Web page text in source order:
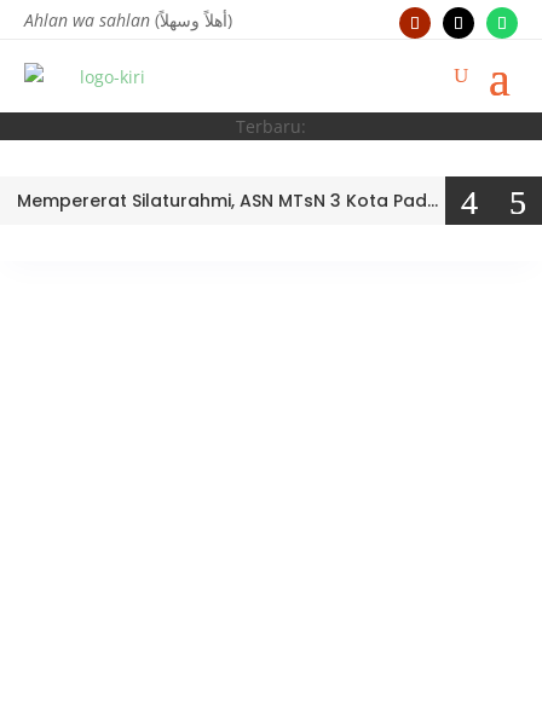
Ahlan wa sahlan (أهلاً وسهلاً)
Terbaru:
Mempererat Silaturahmi, ASN MTsN 3 Kota Padang Tampil Kompak di Outbound Kemenag Kota Padang